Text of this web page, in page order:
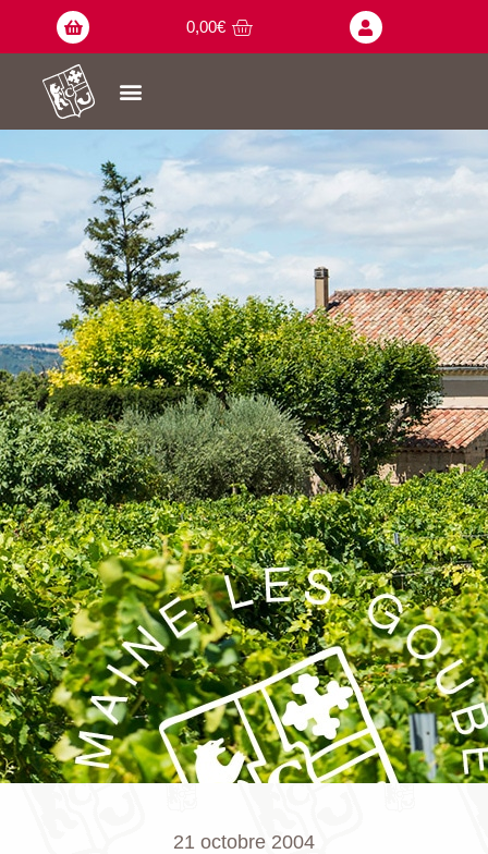
0,00€
21 octobre 2004